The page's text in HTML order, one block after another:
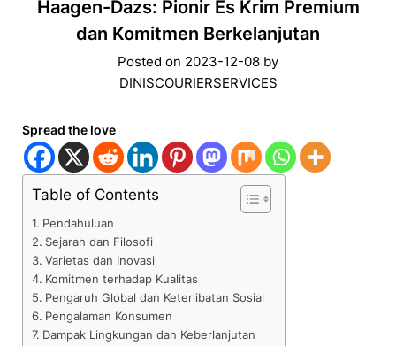
Haagen-Dazs: Pionir Es Krim Premium
dan Komitmen Berkelanjutan
Posted on 2023-12-08 by
DINISCOURIERSERVICES
Spread the love
Table of Contents
Pendahuluan
Sejarah dan Filosofi
Varietas dan Inovasi
Komitmen terhadap Kualitas
Pengaruh Global dan Keterlibatan Sosial
Pengalaman Konsumen
Dampak Lingkungan dan Keberlanjutan